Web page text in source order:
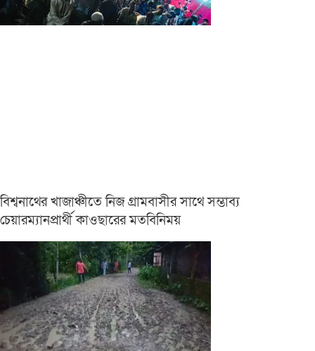
বিশ্বনাথের খাজাঞ্চীতে নিজ গ্রামবাসীর সাথে সম্ভাব্য
চেয়ারম্যানপ্রার্থী কাওছারের মতবিনিময়